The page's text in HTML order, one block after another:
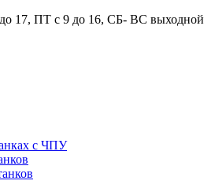
17, ПТ с 9 до 16, СБ- ВС выходной
с ЧПУ